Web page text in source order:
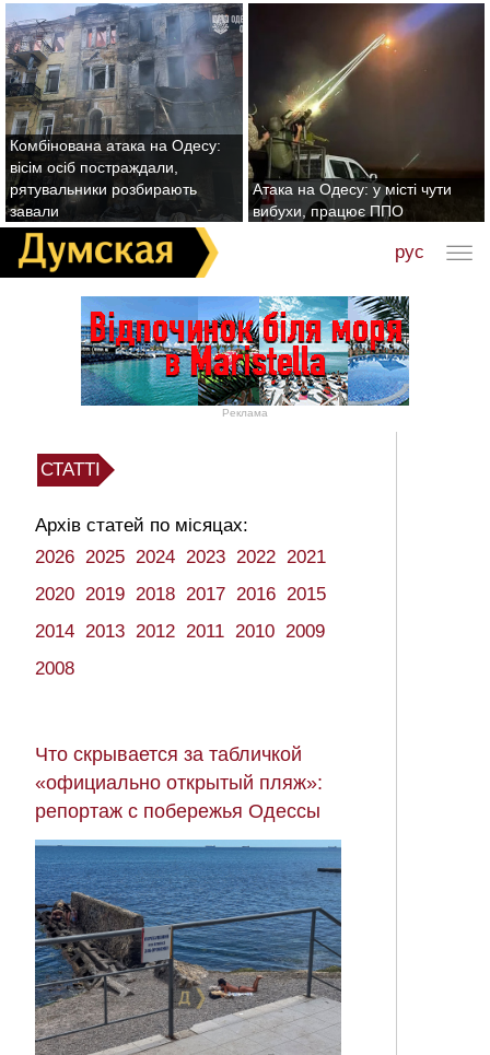
Комбінована атака на Одесу:
вісім осіб постраждали,
рятувальники розбирають
завали
Атака на Одесу: у місті чути
вибухи, працює ППО
рус
Реклама
СТАТТІ
Архів статей по місяцах:
2026 2025 2024 2023 2022 2021
2020 2019 2018 2017 2016 2015
2014 2013 2012 2011 2010 2009
2008
Что скрывается за табличкой
«официально открытый пляж»:
репортаж с побережья Одессы